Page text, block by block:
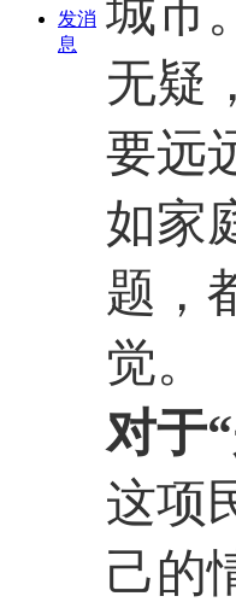
发消
息
城市。
无疑
要远
如家
题，
觉。
对于
这项
己的